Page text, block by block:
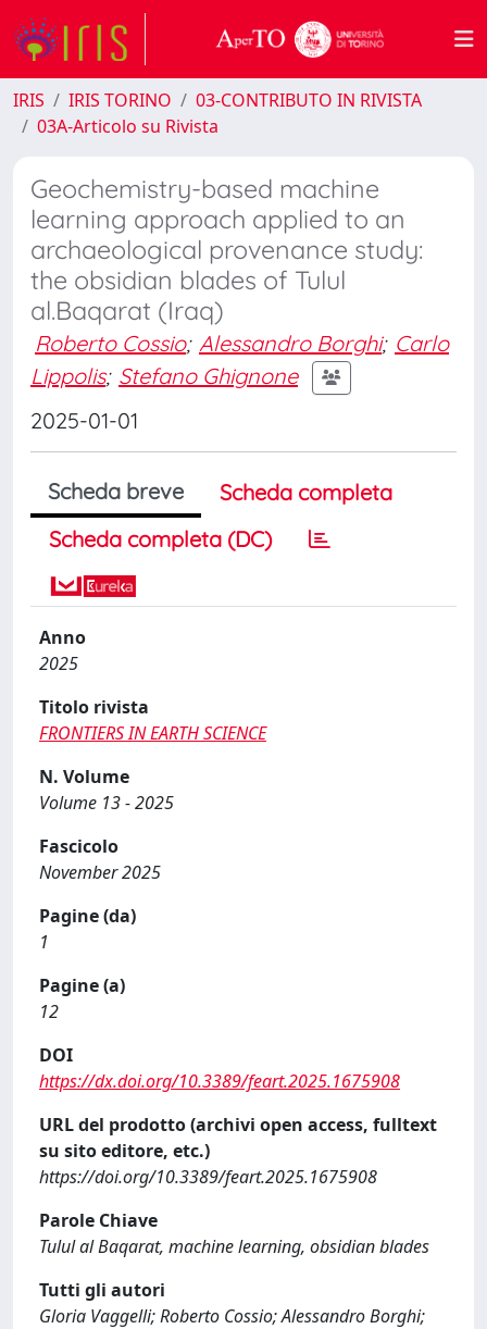
IRIS IRIS TORINO
03-CONTRIBUTO IN RIVISTA
03A-Articolo su Rivista
Geochemistry-based machine
learning approach applied to an
archaeological provenance study:
the obsidian blades of Tulul
al.Baqarat (Iraq)
Roberto Cossio; Alessandro Borghi; Carlo
Lippolis; Stefano Ghignone
2025-01-01
Scheda breve
Scheda completa
Scheda completa (DC)
Anno
2025
Titolo rivista
FRONTIERS IN EARTH SCIENCE
N. Volume
Volume 13 - 2025
Fascicolo
November 2025
Pagine (da)
1
Pagine (a)
12
DOI
https://dx.doi.org/10.3389/feart.2025.1675908
URL del prodotto (archivi open access, fulltext
su sito editore, etc.)
https://doi.org/10.3389/feart.2025.1675908
Parole Chiave
Tulul al Baqarat, machine learning, obsidian blades
Tutti gli autori
Gloria Vaggelli; Roberto Cossio; Alessandro Borghi;